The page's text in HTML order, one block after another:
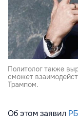
Политолог также
сможет
Трампом.
Об этом заявил